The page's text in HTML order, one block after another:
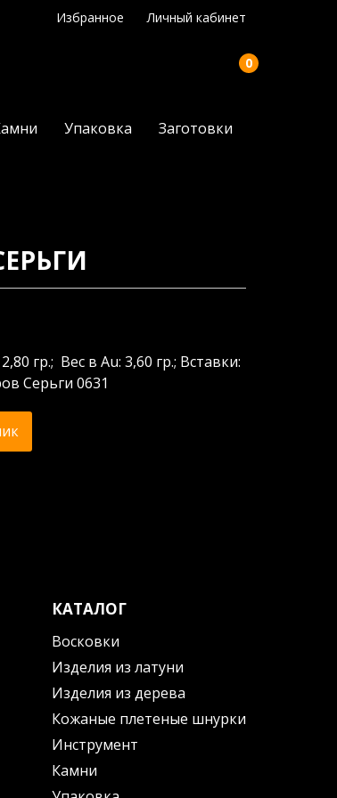
Избранное Личный кабинет
0
Упаковка Заготовки
гр.; Вес в Au: 3,60 гр.; Вставки:
Серьги 0631
КАТАЛОГ
Восковки
Изделия из латуни
Изделия из дерева
Кожаные плетеные шнурки
Инструмент
Камни